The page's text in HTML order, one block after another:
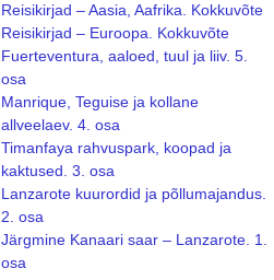
Reisikirjad – Aasia, Aafrika. Kokkuvõte
Reisikirjad – Euroopa. Kokkuvõte
Fuerteventura, aaloed, tuul ja liiv. 5.
osa
Manrique, Teguise ja kollane
allveelaev. 4. osa
Timanfaya rahvuspark, koopad ja
kaktused. 3. osa
Lanzarote kuurordid ja põllumajandus.
2. osa
Järgmine Kanaari saar – Lanzarote. 1.
osa